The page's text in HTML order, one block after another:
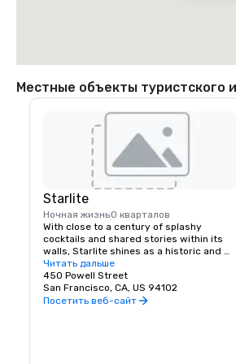
Местные объекты туристского
Starlite
Ночная жизнь0 кварталов
With close to a century of splashy
cocktails and shared stories within its
walls, Starlite shines as a historic and
revered San Francisco establishment.
Located on the top floor of Beacon
Grand.
Читать дальше
450 Powell Street
San Francisco, CA, US 94102
Посетить веб-сайт